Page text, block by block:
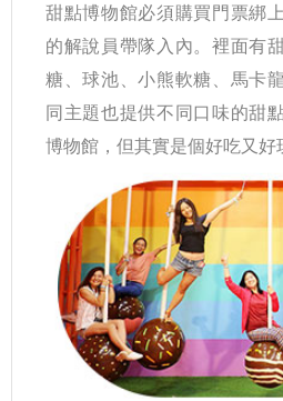
甜點博物館必須購買門票綁
的解說員帶隊入內。裡面有
糖、球池、小熊軟糖、馬卡
同主題也提供不同口味的甜
博物館，但其實是個好吃又好